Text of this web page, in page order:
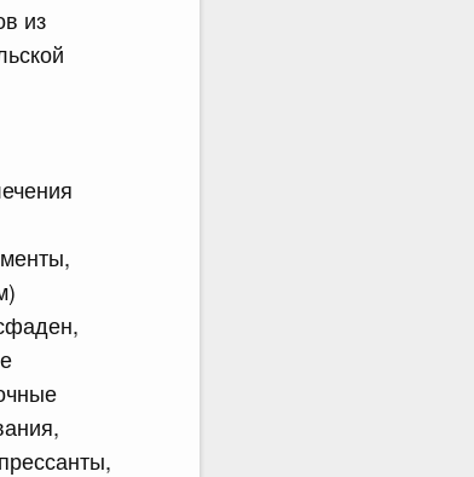
из